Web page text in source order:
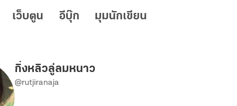
เว็บตูน อีบุ๊ก มุมนักเขียน
กิ่งหลิวลู่ลมหนาว
@rutjiranaja